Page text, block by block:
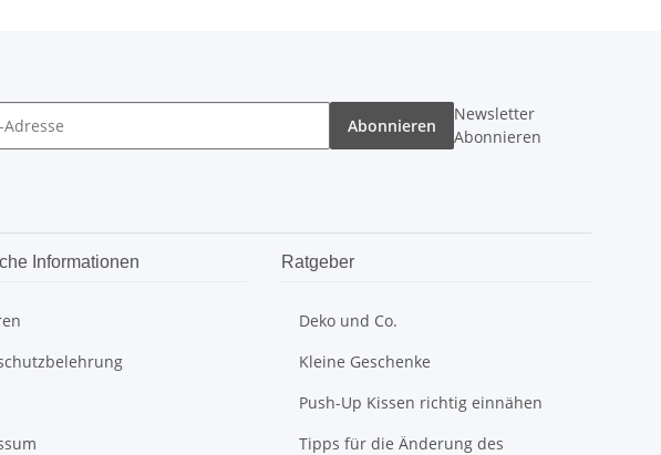
Abonnieren
Newsletter
Abonnieren
Informationen Ratgeber
Deko und Co.
Kleine Geschenke
Push-Up Kissen richtig einnähen
Tipps für die Änderung des